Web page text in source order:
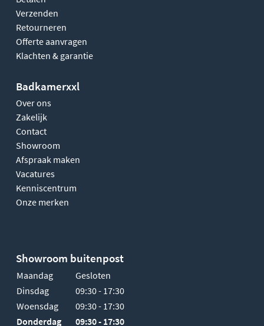
Verzenden
Retourneren
Offerte aanvragen
Klachten & garantie
Badkamerxxl
Over ons
Zakelijk
Contact
Showroom
Afspraak maken
Vacatures
Kenniscentrum
Onze merken
Showroom buitenpost
Maandag
Gesloten
Dinsdag
09:30 - 17:30
Woensdag
09:30 - 17:30
Donderdag
09:30 - 17:30